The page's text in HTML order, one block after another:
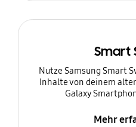
Smart
Nutze Samsung Smart
Inhalte von deinem
Galaxy
Mehr